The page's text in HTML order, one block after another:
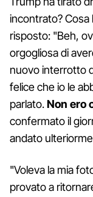
incontrato? Cosa
risposto: "Beh,
orgogliosa di
nuovo interrotto
felice che io le
parlato.Non ero
confermato il
andato
"Voleva la mia
provato a